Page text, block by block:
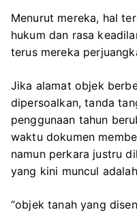
Menurut mereka, hal
hukum dan rasa
terus mereka
Jika alamat objek
dipersoalkan, tanda
penggunaan tahun
waktu dokumen
namun perkara justru
yang kini muncul
“objek tanah yang